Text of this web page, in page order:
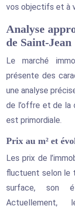
vos objectifs et à
Analyse
de Saint-Jean
Le marché
présente des
une analyse
de l’offre et de la
est primordiale.
Prix au m² et
Les prix de
fluctuent selon le
surface, son